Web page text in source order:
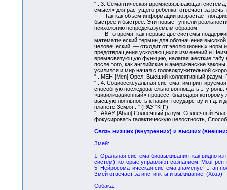
"...3. Семантическая времясвязывающая система,
смысл» для растущего ребенка, отвечает за
Так как объем информации возрастает
быстрее и быстрее. Эти новые туннели
психологию непредсказуемым образом.
В то время, как первые две системы
математический термин для обозначения
человеческий, — отходит от эволюционных норм
предотвращения ускоряющихся изменений и
времясвязующую функцию, налагая жесткие табу
после того, как английские и американские
усилился и мир начал с головокружительной
"...МЕН [Men] Орел, Высший коллективный разум,
"...4. Социосексуальная система,
способную последовательно воплощать эту
«цивилизационный» процесс, благодаря
высшую лояльность к нации, государству и т.д.
планете Земля..." (РАУ "КП")
"...AXAУ [Ahau] Солнечный разум, Солнечный
фокусировать галактическую целостность,
Связь низших (внутренних) и высших
Змей:
1. Оральная система биовыживания, как видно из
систем), которые управляют сознанием. Мозг
5. Нейросоматическая система знаменует этап
Змей отвечает за инстинкты и выживание. (Хозэ)
Собака: